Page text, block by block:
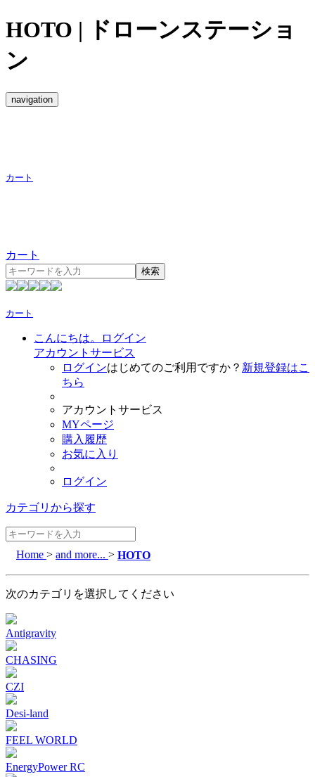
HOTO | ドローンステーショ
ン
navigation
カート
カート
検索
カート
こんにちは。ログイン
アカウントサービス
ログインはじめてのご利用ですか？ 新規登録はこ
ちら
アカウントサービス
MYページ
購入履歴
お気に入り
ログイン
カテゴリから探す
Home > and more... > HOTO
次のカテゴリを選択してください
Antigravity
CHASING
CZI
Desi-land
FEEL WORLD
EnergyPower RC